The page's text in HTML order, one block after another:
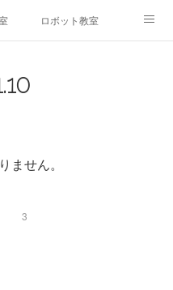
ロボット教室
.10
ません。
3